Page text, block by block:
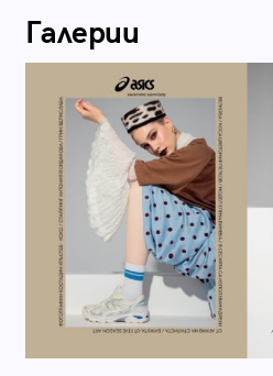
Галерии